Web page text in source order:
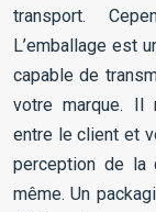
transport.
L’emballage est
capable de
votre marque. Il
entre le client et
perception de la
même. Un